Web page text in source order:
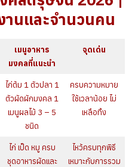
นและจำนวนคน
เมนูอาหาร
มงคลที่แนะนำ
จุดเด่น
ไก่ต้ม 1 ตัวปลา 1
ตัวผัดผักมงคล 1
เมนูผลไม้ 3 – 5
ชนิด
ครบความหมาย
ใช้เวลาน้อย ไม่
เหลือทิ้ง
ไก่ เป็ด หมู ครบ
ชุดอาหารผัดและ
ไหว้ครบทุกพิธี
เหมาะกับการรวม